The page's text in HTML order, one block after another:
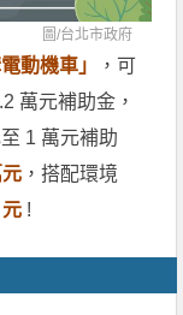
圖/台北市政府
動機車」
，可
萬元補助金，
1 萬元補助
，搭配環境
!